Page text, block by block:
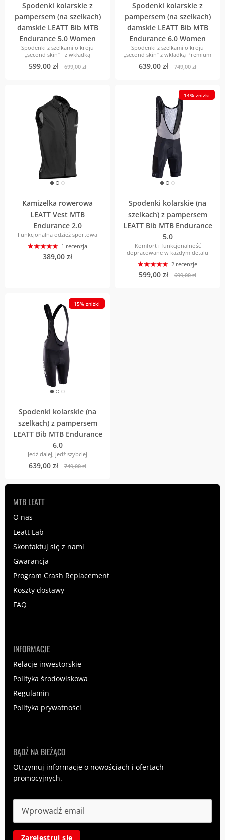
Spodenki kolarskie z
pampersem (na szelkach)
damskie LEATT Bib MTB
Endurance 5.0 Women
Spodenki z szelkami o kroju
„second skin” - z wkładką
599,00 zł 699,00 zł
Spodenki kolarskie z
pampersem (na szelkach)
damskie LEATT Bib MTB
Endurance 6.0 Women
Spodenki z szelkami o kroju
„second skin” z wkładką Premium
639,00 zł 749,00 zł
Kamizelka rowerowa
LEATT Vest MTB
Endurance 2.0
Funkcjonalna odzież sportowa
1 recenzja
389,00 zł
14% zniżki
Spodenki kolarskie (na
szelkach) z pampersem
LEATT Bib MTB Endurance
5.0
Komfort i funkcjonalność
dopracowane w każdym detalu
2 recenzje
599,00 zł 699,00 zł
15% zniżki
Spodenki kolarskie (na
szelkach) z pampersem
LEATT Bib MTB Endurance
6.0
Jedź dalej, jedź szybciej
639,00 zł 749,00 zł
MTB LEATT
O nas
Leatt Lab
Skontaktuj się z nami
Gwarancja
Program Crash Replacement
Koszty dostawy
FAQ
INFORMACJE
Relacje inwestorskie
Polityka środowiskowa
Regulamin
Polityka prywatności
BĄDŹ NA BIEŻĄCO
Otrzymuj informacje o nowościach i ofertach
promocyjnych.
Zarejestruj się